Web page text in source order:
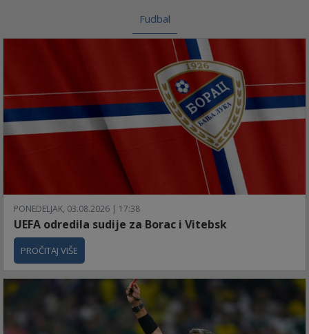
Fudbal
PONEDELJAK, 03.08.2026 | 17:38
UEFA odredila sudije za Borac i Vitebsk
PROČITAJ VIŠE